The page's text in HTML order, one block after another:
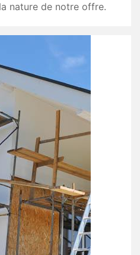
nature de notre offre.